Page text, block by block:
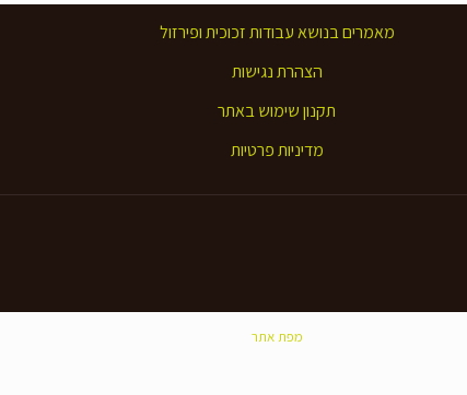
מאמרים בנושא עבודות זכוכית ופירזול
הצהרת נגישות
תקנון שימוש באתר
מדיניות פרטיות
מפת אתר